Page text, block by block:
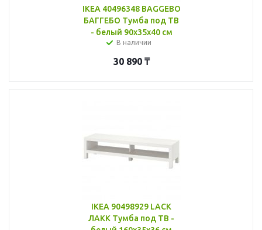
IKEA 40496348 BAGGEBO
БАГГЕБО Тумба под ТВ
- белый 90x35x40 см
В наличии
30 890₸
IKEA 90498929 LACK
ЛАКК Тумба под ТВ -